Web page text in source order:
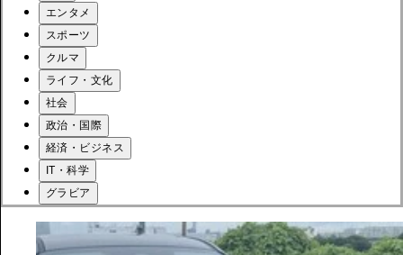
エンタメ
スポーツ
クルマ
ライフ・文化
社会
政治・国際
経済・ビジネス
IT・科学
グラビア